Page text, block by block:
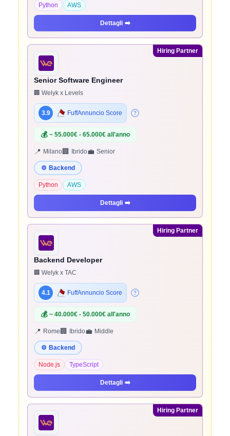
Python AWS
Dettagli ➡️
Hiring Partner
Senior Software Engineer
🏢 Welyk x Levels
3.9 FuffAnnuncio Score
💰 ~ 55.000€ - 65.000€ all'anno
📍 Milano🏢 Ibrido💼 Senior
⚙️ Backend
Python AWS
Dettagli ➡️
Hiring Partner
Backend Developer
🏢 Welyk x TAC
4.1 FuffAnnuncio Score
💰 ~ 40.000€ - 50.000€ all'anno
📍 Rome 🏢 Ibrido💼 Middle
⚙️ Backend
Node.js TypeScript
Dettagli ➡️
Hiring Partner